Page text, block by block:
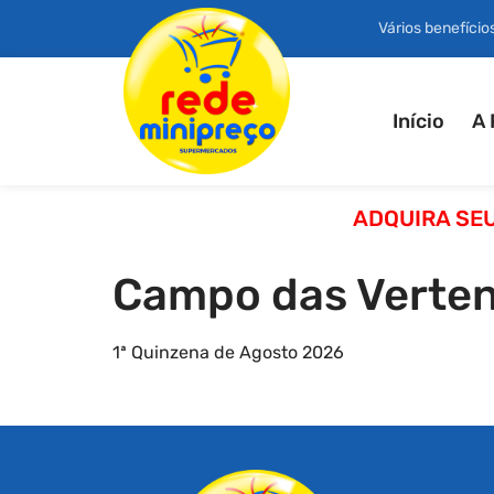
Início A Rede Associe-se
Vários
Início A
ADQUIRA
Campo das
1ª Quinzena de Agosto 2026